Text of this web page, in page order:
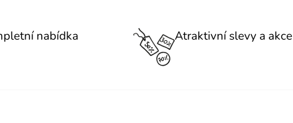
l
nabídka Atraktivní slevy a akce